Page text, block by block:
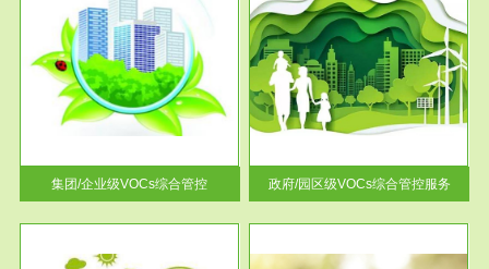
集团/企业级VOCs综合管控
服务范围
政府/园区级VOCs综合管控服务
根据《石化行业挥发性有机物综
合整治方案》文件要求，到2017
年，全...
政府/园区级VOCs综合管控服务